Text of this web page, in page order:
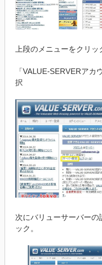
上段のメニューをクリッ
「VALUE-SERVERア
択
次にバリューサーバーの
ック。